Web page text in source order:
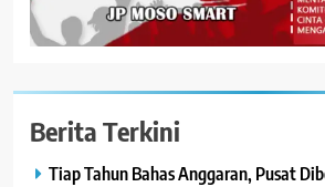
Berita Terkini
Tiap Tahun Bahas Anggaran, Pusat